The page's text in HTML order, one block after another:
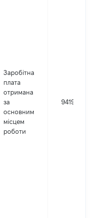
Заробітна
плата
отримана
за
основним
місцем
роботи
94196